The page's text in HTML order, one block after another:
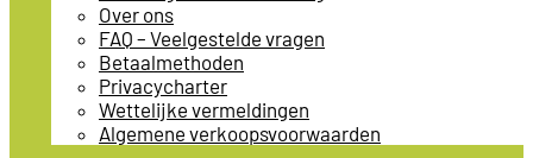
Over ons
FAQ – Veelgestelde vragen
Betaalmethoden
Privacycharter
Wettelijke vermeldingen
Algemene verkoopsvoorwaarden